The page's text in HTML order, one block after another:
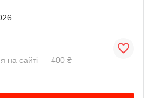
на сайті — 400 ₴